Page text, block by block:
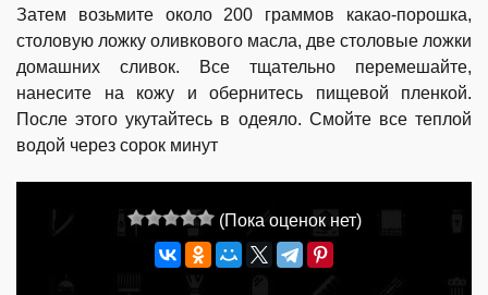
Затем возьмите около 200 граммов какао-порошка,
столовую ложку оливкового масла, две столовые ложки
домашних сливок. Все тщательно перемешайте,
нанесите на кожу и обернитесь пищевой пленкой.
После этого укутайтесь в одеяло. Смойте все теплой
водой через сорок минут
(Пока оценок нет)